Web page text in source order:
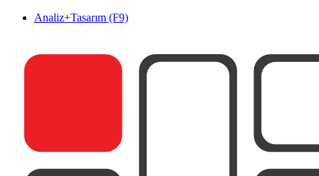
Analiz+Tasarım (F9)